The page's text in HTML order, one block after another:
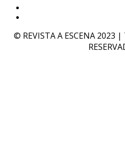
© REVISTA A ESCENA 2023 |